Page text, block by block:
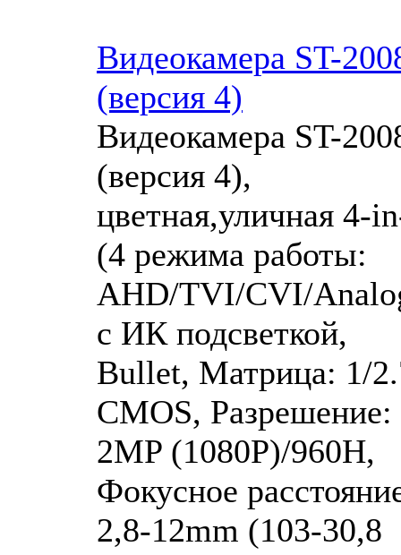
Видеокамера ST-
(версия 4)
Видеокамера ST-
(версия 4),
цветная,уличная 4-
(4 режима работы:
AHD/TVI/CVI/
с ИК подсветкой,
Bullet, Матрица: 1/
CMOS, Разрешение:
2MP (1080P)/960H,
Фокусное
2,8-12mm (103-30,8